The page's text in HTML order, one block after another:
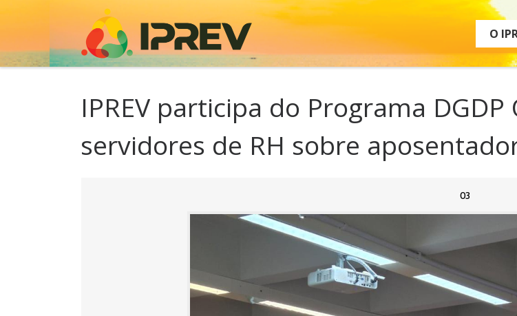
Skip to content
O
IPREV participa do Programa
servidores de RH sobre
03